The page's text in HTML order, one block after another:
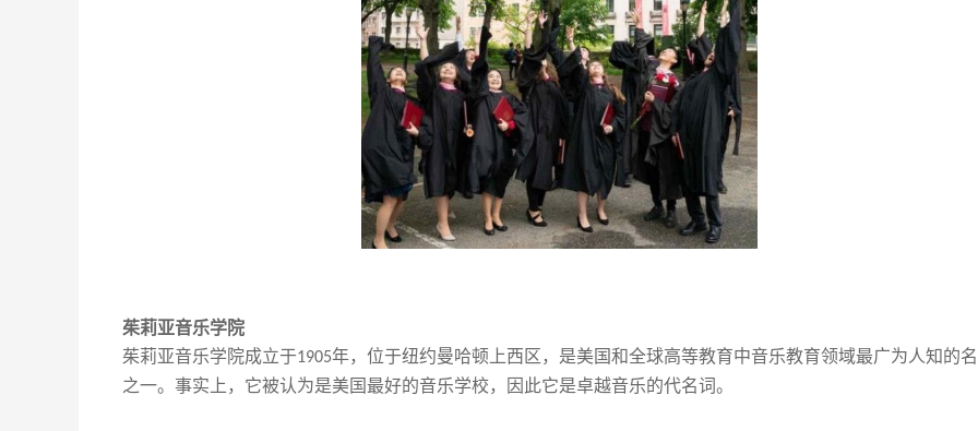
茱莉亚音乐学院
茱莉亚音乐学院成立于1905年，位于纽约曼哈顿上西区，是美国和全球高等教育中音乐教育领域最广为人知的
之一。事实上，它被认为是美国最好的音乐学校，因此它是卓越音乐的代名词。